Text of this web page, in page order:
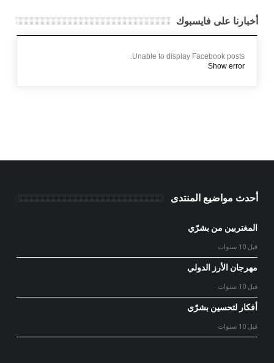
أخبارنا على فايسبوك
Unable to display Facebook posts.
Show error
أحدث مواضيع المنتدى
المغتربين من بشرّي
قبل 10 سنوات
مهرجان الأرز الدولي
قبل 10 سنوات
أفكار لتحسين بشرّي
قبل 10 سنوات